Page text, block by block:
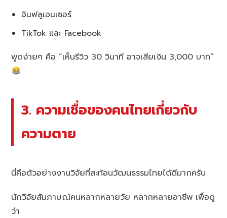
อินฟลูเอนเซอร์
TikTok และ Facebook
พูดง่ายๆ คือ “เห็นรีวิว 30 วินาที อาจเสียเงิน 3,000 บาท”
3. ความเชื่อของคนไทยเกี่ยวกับ
ความตาย
นี่คือตัวอย่างงานวิจัยที่สะท้อนวัฒนธรรมไทยได้ดีมากครับ
นักวิจัยสัมภาษณ์คนหลากหลายวัย หลากหลายอาชีพ เพื่อดู
ว่า